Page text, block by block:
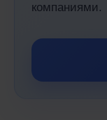
компаниями.